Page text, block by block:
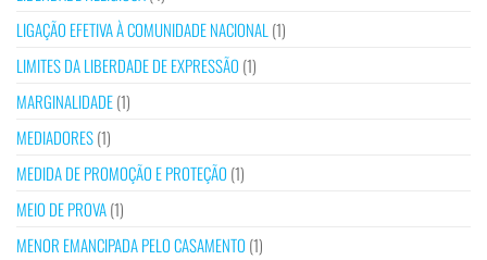
LIGAÇÃO EFETIVA À COMUNIDADE NACIONAL (1)
LIMITES DA LIBERDADE DE EXPRESSÃO (1)
MARGINALIDADE(1)
MEDIADORES(1)
MEDIDA DE PROMOÇÃO E PROTEÇÃO (1)
MEIO DE PROVA(1)
MENOR EMANCIPADA PELO CASAMENTO (1)